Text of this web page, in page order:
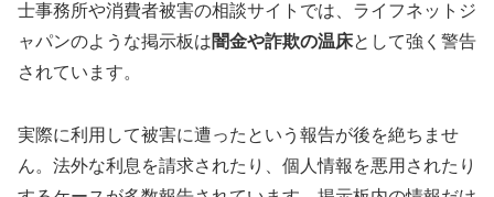
士事務所や消費者被害の相談サイトでは、ライフネットジ
ャパンのような掲示板は闇金や詐欺の温床として強く警告
されています。
実際に利用して被害に遭ったという報告が後を絶ちませ
ん。法外な利息を請求されたり、個人情報を悪用されたり